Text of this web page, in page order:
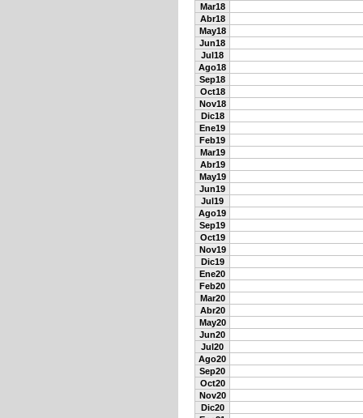
Mar18
Abr18
May18
Jun18
Jul18
Ago18
Sep18
Oct18
Nov18
Dic18
Ene19
Feb19
Mar19
Abr19
May19
Jun19
Jul19
Ago19
Sep19
Oct19
Nov19
Dic19
Ene20
Feb20
Mar20
Abr20
May20
Jun20
Jul20
Ago20
Sep20
Oct20
Nov20
Dic20